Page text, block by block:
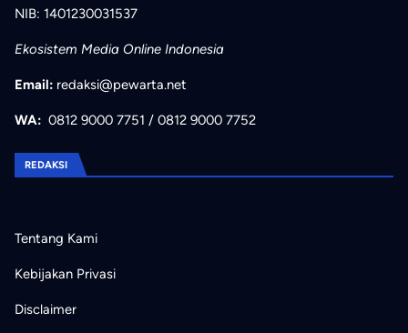
NIB: 1401230031537
Ekosistem Media Online Indonesia
Email: redaksi@pewarta.net
WA: 0812 9000 7751 / 0812 9000 7752
REDAKSI
Tentang Kami
Kebijakan Privasi
Disclaimer